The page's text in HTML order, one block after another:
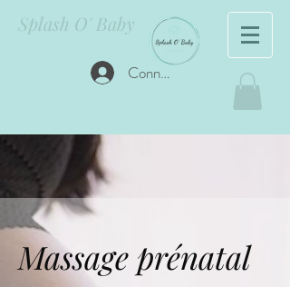
Splash O' Baby
Connexion
Massage prénatal